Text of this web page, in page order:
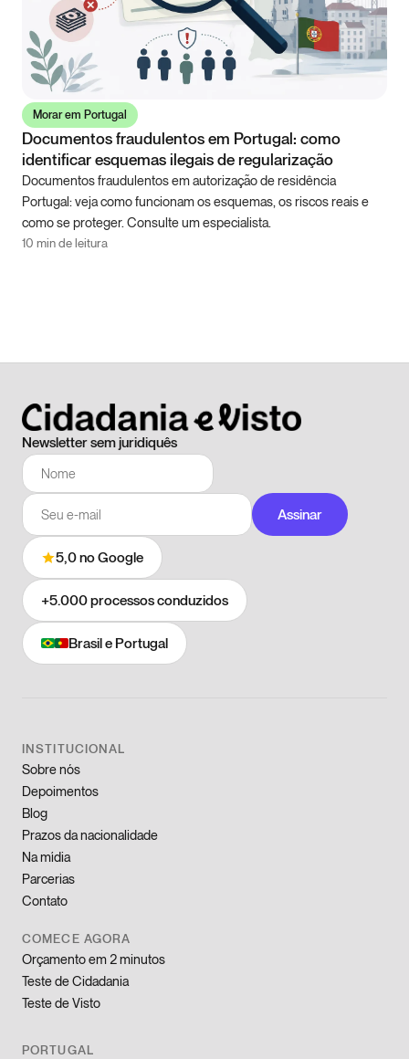
Morar em Portugal
Documentos fraudulentos em Portugal: como
identificar esquemas ilegais de regularização
Documentos fraudulentos em autorização de residência
Portugal: veja como funcionam os esquemas, os riscos reais e
como se proteger. Consulte um especialista.
10 min de leitura
Newsletter sem juridiquês
Assinar
5,0no Google
+5.000processos conduzidos
Brasil e Portugal
INSTITUCIONAL
Sobre nós
Depoimentos
Blog
Prazos da nacionalidade
Na mídia
Parcerias
Contato
COMECE AGORA
Orçamento em 2 minutos
Teste de Cidadania
Teste de Visto
PORTUGAL